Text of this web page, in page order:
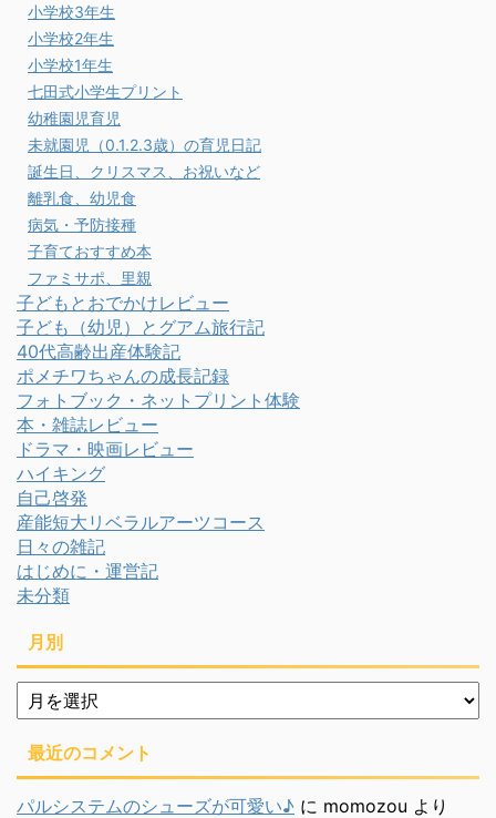
小学校3年生
小学校2年生
小学校1年生
七田式小学生プリント
幼稚園児育児
未就園児（0.1.2.3歳）の育児日記
誕生日、クリスマス、お祝いなど
離乳食、幼児食
病気・予防接種
子育ておすすめ本
ファミサポ、里親
子どもとおでかけレビュー
子ども（幼児）とグアム旅行記
40代高齢出産体験記
ポメチワちゃんの成長記録
フォトブック・ネットプリント体験
本・雑誌レビュー
ドラマ・映画レビュー
ハイキング
自己啓発
産能短大リベラルアーツコース
日々の雑記
はじめに・運営記
未分類
月別
月
別
最近のコメント
パルシステムのシューズが可愛い♪ に momozou より